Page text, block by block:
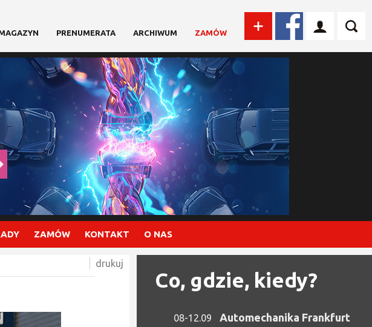
PRENUMERATA ARCHIWUM ZAMÓW
ZAMÓW KONTAKT O NAS
drukuj
Co, gdzie, kiedy?
08-12.09 Automechanika Frankfurt